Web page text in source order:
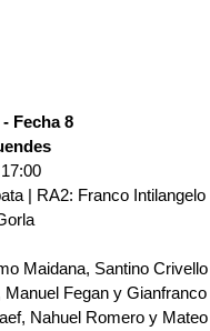
Fecha 8
| RA2: Franco Intilangelo
Maidana, Santino
Fegan y
Nahuel Romero y